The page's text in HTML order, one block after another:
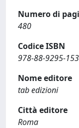
Numero di
480
Codice ISBN
978-88-9295-
Nome editore
tab edizioni
Città editore
Roma